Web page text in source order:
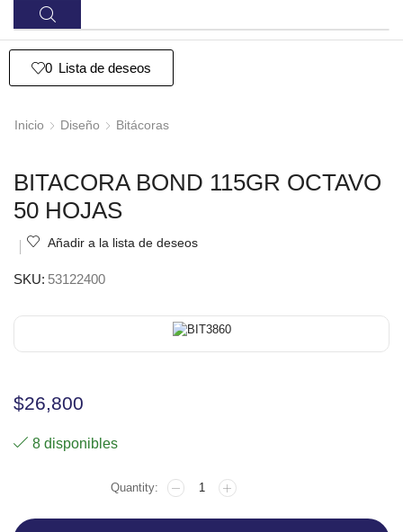
0 Lista de deseos
Inicio Diseño Bitácoras
BITACORA BOND 115GR OCTAVO
50 HOJAS
Añadir a la lista de deseos
SKU: 53122400
$26,800
8 disponibles